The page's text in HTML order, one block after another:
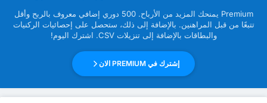
Premium ‏يمنحك المزيد من ‏الأرباح. 500 دوري إضافي معروف بالربح وأقل
تتبعًا من قبل ‏المراهنين. بالإضافة إلى ذلك، ستحصل على إحصائيات الركنيات
والبطاقات بالإضافة إلى تنزيلات CSV. اشترك اليوم!
إشترك في PREMIUM الان